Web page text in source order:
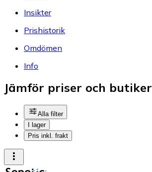
Insikter
Prishistorik
Omdömen
Info
Jämför priser och butiker
Alla filter
I lager
Pris inkl. frakt